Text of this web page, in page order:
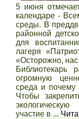
5 июня
календаре -
среды. В
районной
для
лагеря
«Осторожно,
Библиотекарь
огромную
среда и почему
Чтобы
участие в ...